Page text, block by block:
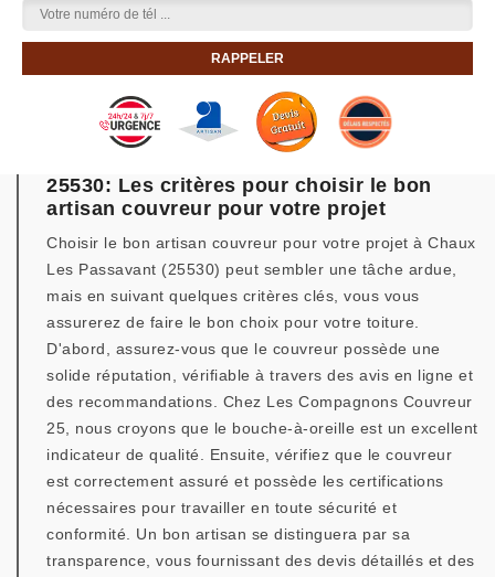
25530: Les critères pour choisir le bon
artisan couvreur pour votre projet
Choisir le bon artisan couvreur pour votre projet à Chaux
Les Passavant (25530) peut sembler une tâche ardue,
mais en suivant quelques critères clés, vous vous
assurerez de faire le bon choix pour votre toiture.
D'abord, assurez-vous que le couvreur possède une
solide réputation, vérifiable à travers des avis en ligne et
des recommandations. Chez Les Compagnons Couvreur
25, nous croyons que le bouche-à-oreille est un excellent
indicateur de qualité. Ensuite, vérifiez que le couvreur
est correctement assuré et possède les certifications
nécessaires pour travailler en toute sécurité et
conformité. Un bon artisan se distinguera par sa
transparence, vous fournissant des devis détaillés et des